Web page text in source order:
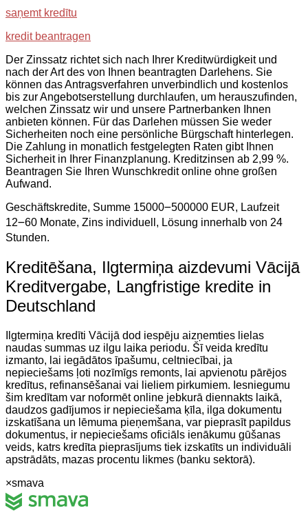
saņemt kredītu
kredit beantragen
Der Zinssatz richtet sich nach Ihrer Kreditwürdigkeit und
nach der Art des von Ihnen beantragten Darlehens. Sie
können das Antragsverfahren unverbindlich und kostenlos
bis zur Angebotserstellung durchlaufen, um herauszufinden,
welchen Zinssatz wir und unsere Partnerbanken Ihnen
anbieten können. Für das Darlehen müssen Sie weder
Sicherheiten noch eine persönliche Bürgschaft hinterlegen.
Die Zahlung in monatlich festgelegten Raten gibt Ihnen
Sicherheit in Ihrer Finanzplanung. Kreditzinsen ab 2,99 %.
Beantragen Sie Ihren Wunschkredit online ohne großen
Aufwand.
Geschäftskredite, Summe 15000౼500000 EUR, Laufzeit
12౼60 Monate, Zins individuell, Lösung innerhalb von 24
Stunden.
Kreditēšana, Ilgtermiņa aizdevumi Vācijā
Kreditvergabe, Langfristige kredite in
Deutschland
Ilgtermiņa kredīti Vācijā dod iespēju aizņemties lielas
naudas summas uz ilgu laika periodu. Šī veida kredītu
izmanto, lai iegādātos īpašumu, celtniecībai, ja
nepieciešams ļoti nozīmīgs remonts, lai apvienotu pārējos
kredītus, refinansēšanai vai lieliem pirkumiem. Iesniegumu
šim kredītam var noformēt online jebkurā diennakts laikā,
daudzos gadījumos ir nepieciešama ķīla, ilga dokumentu
izskatīšana un lēmuma pieņemšana, var pieprasīt papildus
dokumentus, ir nepieciešams oficiāls ienākumu gūšanas
veids, katrs kredīta pieprasījums tiek izskatīts un individuāli
apstrādāts, mazas procentu likmes (banku sektorā).
×smava